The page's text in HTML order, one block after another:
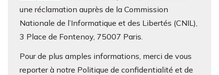
une réclamation auprès de la Commission
Nationale de l’Informatique et des Libertés (CNIL),
3 Place de Fontenoy, 75007 Paris.
Pour de plus amples informations, merci de vous
reporter à notre Politique de confidentialité et de